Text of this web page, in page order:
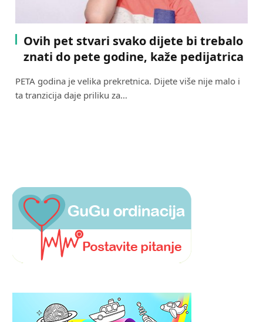
Ovih pet stvari svako dijete bi trebalo
znati do pete godine, kaže pedijatrica
PETA godina je velika prekretnica. Dijete više nije malo i
ta tranzicija daje priliku za…